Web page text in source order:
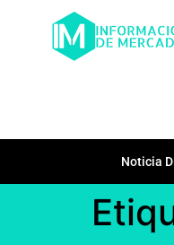
Noticia